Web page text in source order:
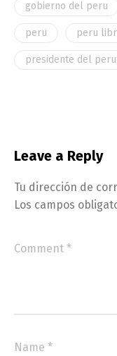
gobierno del peru
peru peru
presidente del peru
Leave a Reply
Tu dirección de
Los campos